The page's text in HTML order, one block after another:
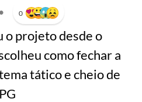
• 0
o projeto desde o
como fechar a
tático e cheio de